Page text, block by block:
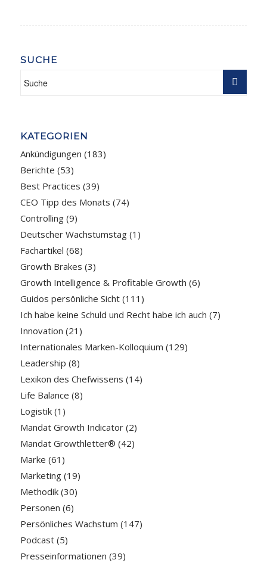
SUCHE
KATEGORIEN
Ankündigungen (183)
Berichte (53)
Best Practices (39)
CEO Tipp des Monats (74)
Controlling(9)
Deutscher Wachstumstag(1)
Fachartikel (68)
Growth Brakes (3)
Growth Intelligence & Profitable Growth (6)
Guidos persönliche Sicht(111)
Ich habe keine Schuld und Recht habe ich auch (7)
Innovation (21)
Internationales Marken-Kolloquium (129)
Leadership (8)
Lexikon des Chefwissens (14)
Life Balance (8)
Logistik(1)
Mandat Growth Indicator(2)
Mandat Growthletter® (42)
Marke (61)
Marketing(19)
Methodik(30)
Personen (6)
Persönliches Wachstum (147)
Podcast(5)
Presseinformationen (39)